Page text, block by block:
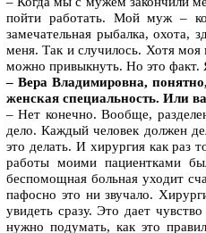
пойти работать. Мой муж –
замечательная рыбалка, охота,
меня. Так и случилось. Хотя
можно привыкнуть. Но это факт.
– Вера Владимировна,
женская специальность. Или
– Нет конечно. Вообще,
дело. Каждый человек должен
это делать. И хирургия как раз
работы моими пациентками
беспомощная больная уходит
пафосно это ни звучало.
увидеть сразу. Это дает
нужно подумать, как это